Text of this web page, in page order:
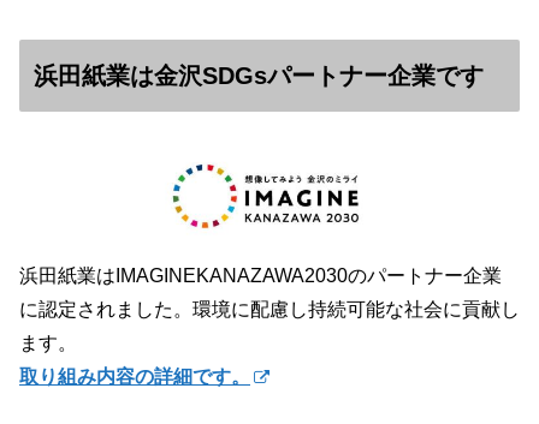
浜田紙業は金沢SDGsパートナー企業です
浜田紙業はIMAGINEKANAZAWA2030のパートナー企業
に認定されました。環境に配慮し持続可能な社会に貢献し
ます。
取り組み内容の詳細です。